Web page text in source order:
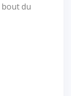
bout du